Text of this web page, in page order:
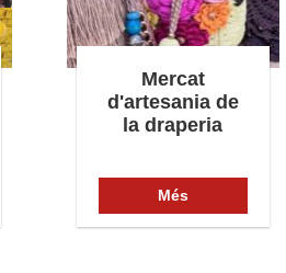
Mercat
d'artesania de
la draperia
Més